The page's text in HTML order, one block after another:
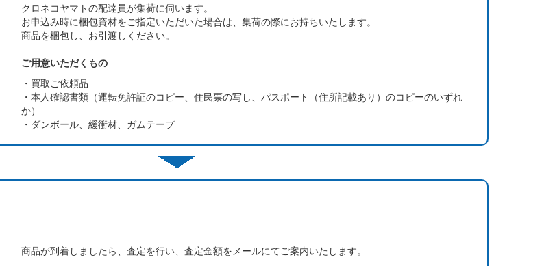
クロネコヤマトの配達員が集荷に伺います。
お申込み時に梱包資材をご指定いただいた場合は、集荷の際にお持ちいたします。
商品を梱包し、お引渡しください。
ご用意いただくもの
・買取ご依頼品
・本人確認書類（運転免許証のコピー、住民票の写し、パスポート（住所記載あり）のコピーのいずれ
か）
・ダンボール、緩衝材、ガムテープ
商品が到着しましたら、査定を行い、査定金額をメールにてご案内いたします。